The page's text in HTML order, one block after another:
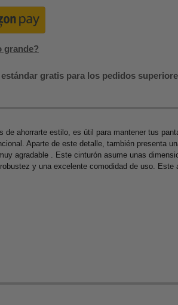
grande?
estándar gratis para los pedidos
ahorrarte estilo, es útil para mantener tus
Aparte de este detalle, también presenta
agradable . Este cinturón asume unas
y una excelente comodidad de uso. Este